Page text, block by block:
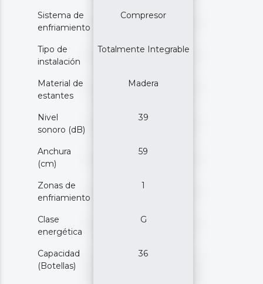
Sistema de
enfriamiento
Compresor
Tipo de
instalación
Totalmente Integrable
Material de
estantes
Madera
Nivel
sonoro (dB)
39
Anchura
(cm)
59
Zonas de
enfriamiento
1
Clase
energética
G
Capacidad
(Botellas)
36